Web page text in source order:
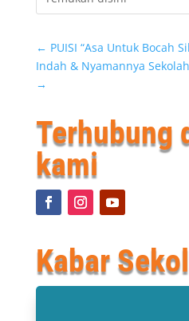
← PUISI “Asa Untuk Bocah
Indah & Nyamannya
→
Terhubung
kami
Kabar